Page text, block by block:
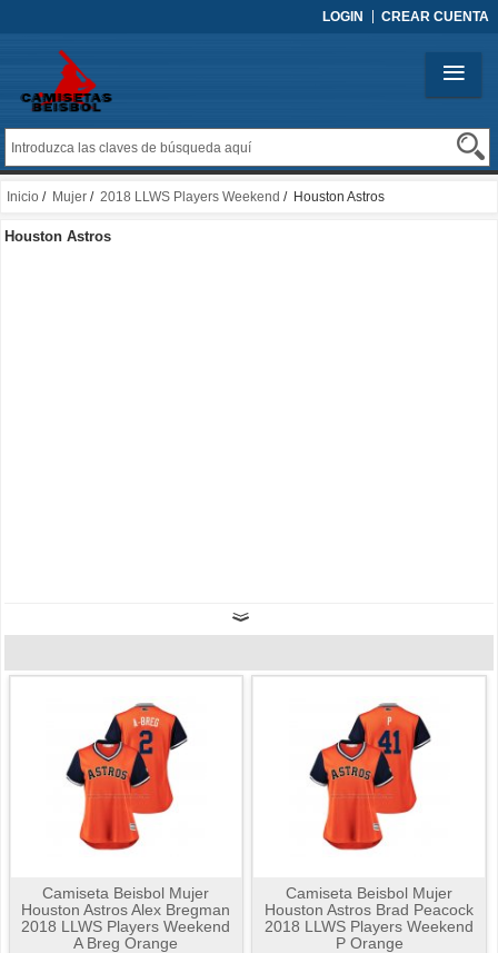
LOGIN CREAR CUENTA
Inicio / Mujer / 2018 LLWS Players Weekend / Houston Astros
Houston Astros
Camiseta Beisbol Mujer
Houston Astros Alex Bregman
2018 LLWS Players Weekend
A Breg Orange
Camiseta Beisbol Mujer
Houston Astros Brad Peacock
2018 LLWS Players Weekend
P Orange